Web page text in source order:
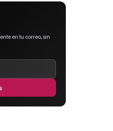
en tu correo, sin